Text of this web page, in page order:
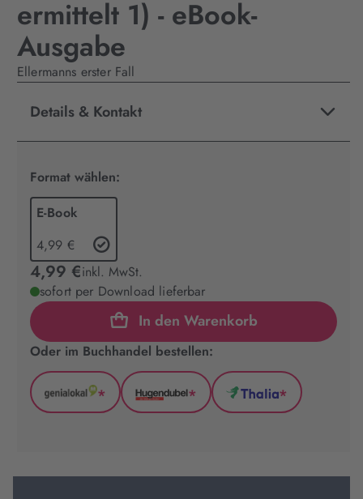
ermittelt 1) - eBook-
Ausgabe
Ellermanns erster Fall
Details & Kontakt
Format wählen:
E-Book
4,99 €
4,99 €inkl. MwSt.
sofort per Download lieferbar
In den Warenkorb
Oder im Buchhandel bestellen:
GenialLokal
Tab
*
Hugendubel
Tab
*
Thalia
Tab
*